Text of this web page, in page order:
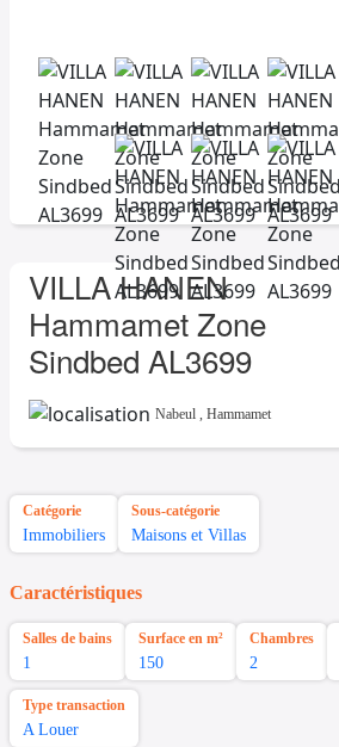
VILLA HANEN
Hammamet Zone
Sindbed AL3699
Nabeul , Hammamet
Catégorie
Immobiliers
Sous-catégorie
Maisons et Villas
Caractéristiques
Salles de bains
1
Surface en m²
150
Chambres
2
Type transaction
A Louer